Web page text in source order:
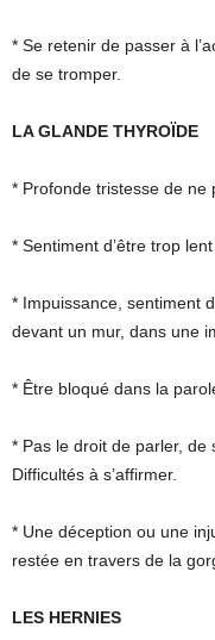
* Se retenir de passer à
de se tromper.
LA GLANDE THYROÏDE
* Profonde tristesse de ne
* Sentiment d’être trop
* Impuissance, sentiment
devant un mur, dans une
* Être bloqué dans la
* Pas le droit de parler, de
Difficultés à s’affirmer.
* Une déception ou une
restée en travers de la
LES HERNIES